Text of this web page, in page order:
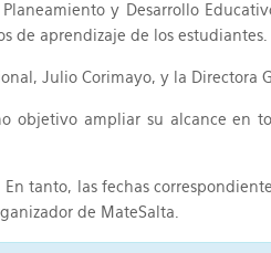
y Desarrollo
de aprendizaje de los estudiantes.
Julio Corimayo, y la Directora
objetivo ampliar su alcance
tanto, las fechas
de MateSalta.